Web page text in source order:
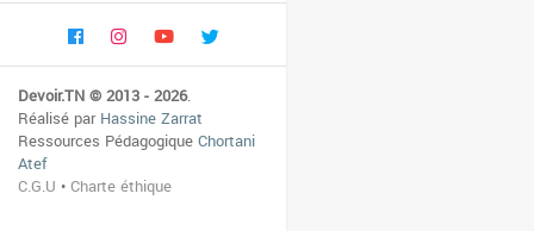
Devoir.TN © 2013 - 2026.
Réalisé parHassine Zarrat
Ressources PédagogiqueChortani
Atef
C.G.U •Charte éthique